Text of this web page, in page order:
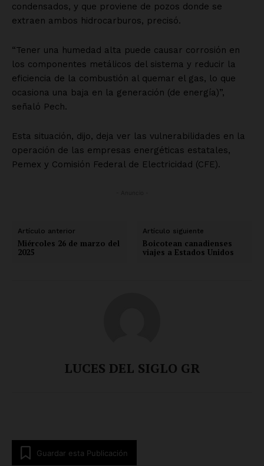
condensados, y que proviene de pozos donde se
extraen ambos hidrocarburos, precisó.
“Tener una humedad alta puede causar corrosión en
los componentes metálicos del sistema y reducir la
eficiencia de la combustión al quemar el gas, lo que
ocasiona una baja en la generación (de energía)”,
señaló Pech.
Esta situación, dijo, deja ver las vulnerabilidades en la
operación de las empresas energéticas estatales,
Pemex y Comisión Federal de Electricidad (CFE).
Artículo anterior
Miércoles 26 de marzo del
2025
Artículo siguiente
Boicotean canadienses
viajes a Estados Unidos
LUCES DEL SIGLO GR
Guardar esta Publicación